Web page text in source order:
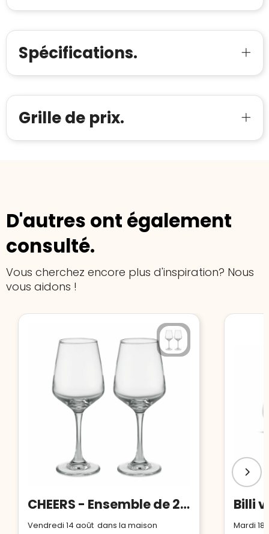
Spécifications.
Grille de prix.
D'autres ont également
consulté.
Vous cherchez encore plus d'inspiration? Nous
vous aidons !
CHEERS - Ensemble de 2 verres à vin
Vendredi 14 août dans la maison
Billi
Mardi